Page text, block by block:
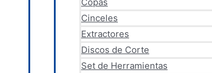
Cinceles
Extractores
Discos de Corte
Set de Herramientas